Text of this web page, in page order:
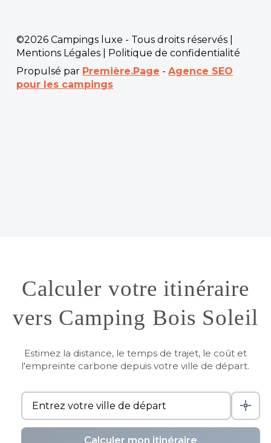
©2026 Campings luxe - Tous droits réservés |
Mentions Légales
Politique de confidentialité
Propulsé par Première.Page -Agence SEO
pour les campings
Calculer votre itinéraire
vers Camping Bois Soleil
Estimez la distance, le temps de trajet, le coût et
l'empreinte carbone depuis votre ville de départ.
Calculer mon itinéraire